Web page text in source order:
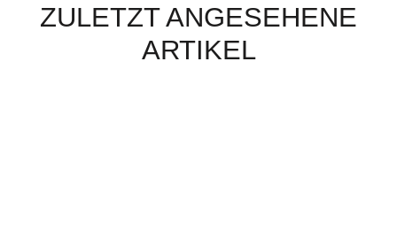
ZULETZT ANGESEHENE
ARTIKEL